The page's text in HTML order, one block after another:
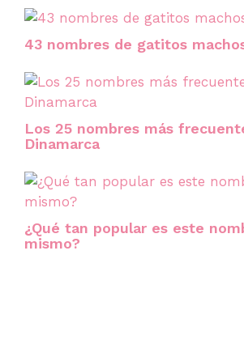
43 nombres de gatitos
Los 25 nombres más
Dinamarca
¿Qué tan popular es este
mismo?